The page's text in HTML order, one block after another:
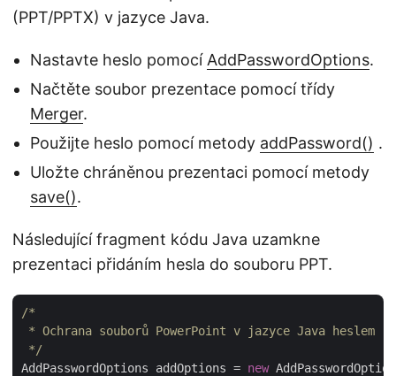
(PPT/PPTX) v jazyce Java.
Nastavte heslo pomocí AddPasswordOptions.
Načtěte soubor prezentace pomocí třídy
Merger.
Použijte heslo pomocí metody addPassword() .
Uložte chráněnou prezentaci pomocí metody
save().
Následující fragment kódu Java uzamkne
prezentaci přidáním hesla do souboru PPT.
/*
* Ochrana souborů PowerPoint v jazyce Java heslem
*/
AddPasswordOptions addOptions = new